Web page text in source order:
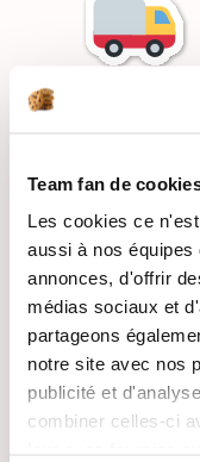
Team fan de
Les cookies ce
aussi à nos équipes
annonces, d'offrir
médias sociaux et
partageons
notre site avec nos
publicité et
combiner celles-ci
RECETTES
GRATUITES